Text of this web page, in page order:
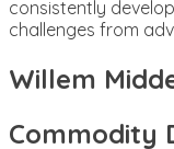
consistently
challenges from
Willem
Commodity